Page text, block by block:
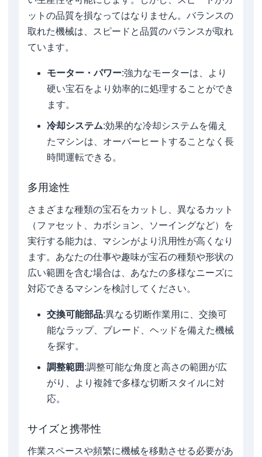
ットの品質を損なってはなりません。バランスの
取れた機械は、スピードと品質のバランスが取れ
ています。
モーター・パワー:強力なモーターは、より
硬い宝石をより効率的に処理することができ
ます。
冷却システム:効果的な冷却システムを備え
たマシンは、オーバーヒートすることなく長
時間運転できる。
多用途性
さまざまな種類の宝石をカットし、異なるカット
（ファセット、カボション、ソーイングなど）を
実行する能力は、マシンがより汎用性が高くなり
ます。あなたの仕事や趣味が宝石の種類や形状の
広い範囲を含む場合は、あなたの多様なニーズに
対応できるマシンを検討してください。
交換可能部品:異なる切断作業用に、交換可
能なラップ、ブレード、ヘッドを備えた機械
を探す。
調整範囲:調整可能な角度と高さの範囲が広
がり、より複雑で多様な切断スタイルに対
応。
サイズと携帯性
作業スペースや頻繁に機械を移動させる必要があ